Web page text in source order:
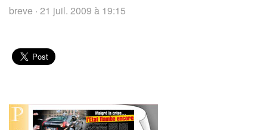
breve · 21 juil. 2009 à 19:15